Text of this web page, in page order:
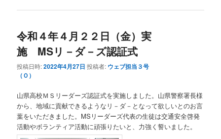
令和４年４月２２日（金）実
施 MSリ－ダ－ズ認証式
投稿日時:2022年4月27日 投稿者: ウェブ担当３号
（Ｏ）
山県高校ＭＳリーダーズ認証式を実施しました。山県警察署長様
から、地域に貢献できるようなリ－ダ－となって欲しいとのお言
葉をいただきました。MSリーダーズ代表の生徒は交通安全啓発
活動やボランティア活動に頑張りたいと、力強く誓いました。